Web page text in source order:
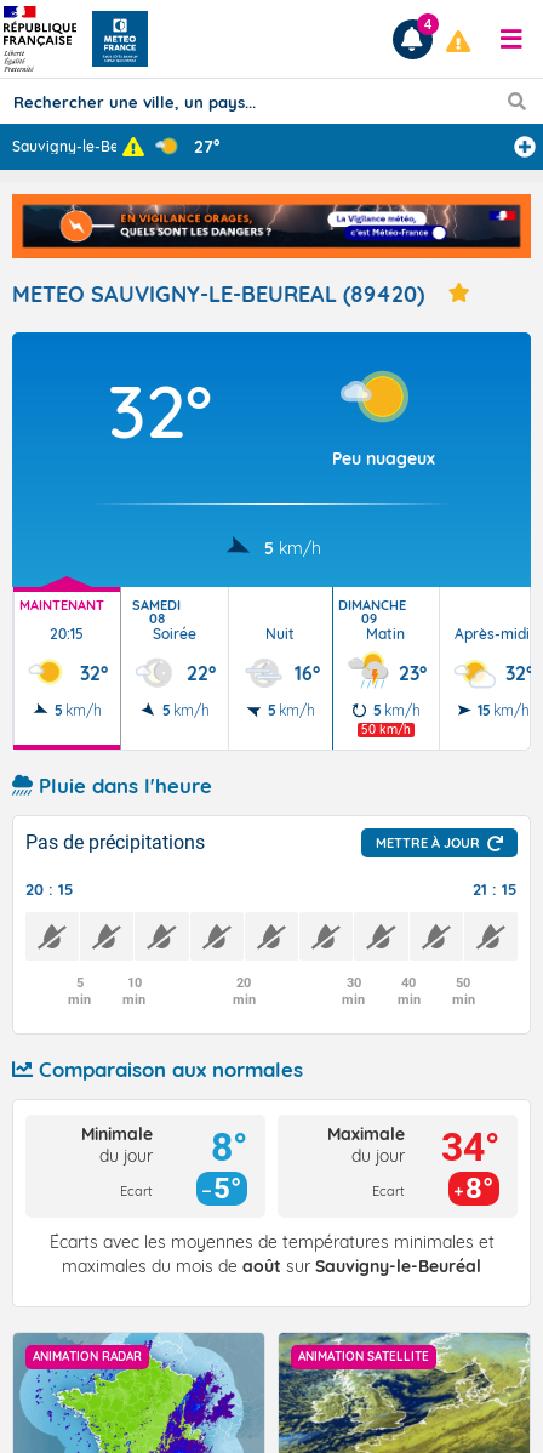
Prévisions
TOUS LES RÉSULTATS
Articles
4
Sauvigny-le-Beu... 27°
METEO SAUVIGNY-LE-BEUREAL (89420)
32°
Peu nuageux
5 km/h
MAINTENANT
20:15
32°
5 km/h
SAMEDI
08
Soirée
22°
5 km/h
Nuit
16°
5 km/h
DIMANCHE
09
Matin
23°
5 km/h
50 km/h
Après-midi
32°
15 km/h
Pluie dans l'heure
Pas de précipitations METTRE À JOUR
20 : 15 21 : 15
5
min
10
min
20
min
30
min
40
min
50
min
Comparaison aux normales
Minimale
du jour
Ecart
8°
5°
Maximale
du jour
Ecart
34°
8°
Écarts avec les moyennes de températures minimales et
maximales du mois de août sur Sauvigny-le-Beuréal
ANIMATION RADAR ANIMATION SATELLITE